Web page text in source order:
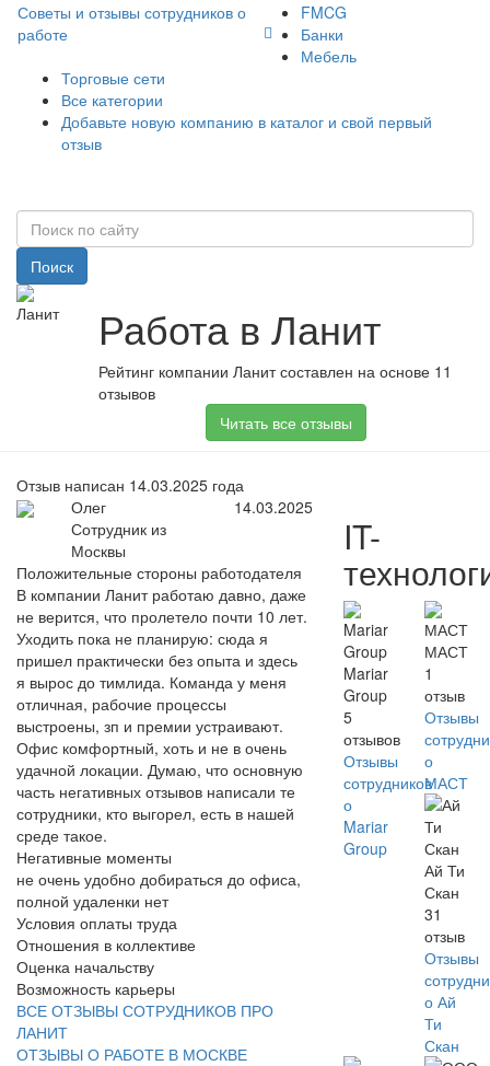
Советы и отзывы сотрудников о
работе
FMCG
Банки
Мебель
Торговые сети
Все категории
Добавьте новую компанию в каталог и свой первый
отзыв
Поиск
Работа в Ланит
Рейтинг компании Ланит составлен на основе 11
отзывов
Читать все отзывы
Отзыв написан 14.03.2025 года
Олег
Сотрудник из
Москвы
14.03.2025
Положительные стороны работодателя
В компании Ланит работаю давно, даже
не верится, что пролетело почти 10 лет.
Уходить пока не планирую: сюда я
пришел практически без опыта и здесь
я вырос до тимлида. Команда у меня
отличная, рабочие процессы
выстроены, зп и премии устраивают.
Офис комфортный, хоть и не в очень
удачной локации. Думаю, что основную
часть негативных отзывов написали те
сотрудники, кто выгорел, есть в нашей
среде такое.
Негативные моменты
не очень удобно добираться до офиса,
полной удаленки нет
Условия оплаты труда
Отношения в коллективе
Оценка начальству
Возможность карьеры
ВСЕ ОТЗЫВЫ СОТРУДНИКОВ ПРО
ЛАНИТ
ОТЗЫВЫ О РАБОТЕ В МОСКВЕ
IT-
Mariar
Group
5
отзывов
Отзывы
сотрудников
о
Mariar
Group
МАСТ
1
отзыв
Отзывы
о
МАСТ
Ай Ти
Скан
31
отзыв
Отзывы
о Ай
Ти
Скан